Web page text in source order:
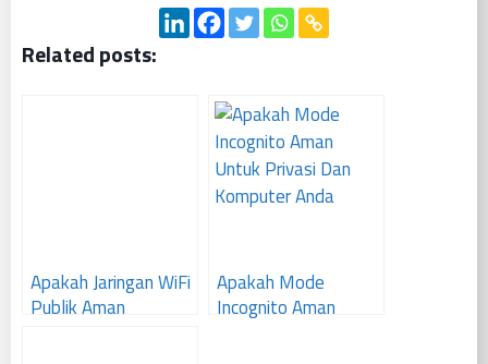
Related posts:
Apakah Jaringan WiFi
Publik Aman
Apakah Mode
Incognito Aman